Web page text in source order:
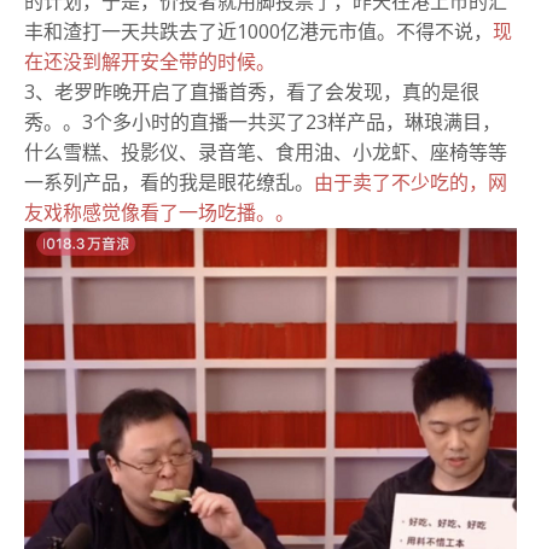
丰和渣打一天共跌去了近1000亿港元市值。不得不说， 现
在还没到解开安全带的时候。
3、老罗昨晚开启了直播首秀，看了会发现，真的是很
秀。。3个多小时的直播一共买了23样产品，琳琅满目，
什么雪糕、投影仪、录音笔、食用油、小龙虾、座椅等等
一系列产品，看的我是眼花缭乱。 由于卖了不少吃的，网
友戏称感觉像看了一场吃播。。